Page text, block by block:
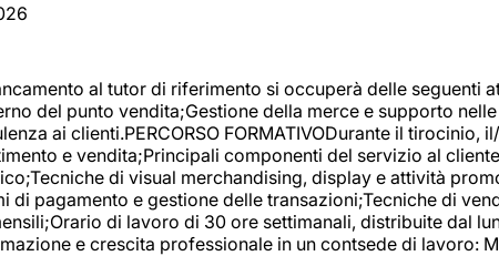
al tutor di riferimento si occuperà delle
del punto vendita;Gestione della merce e supporto
ai clienti.PERCORSO FORMATIVODurante il
e vendita;Principali componenti del servizio al
di visual merchandising, display e attività
di pagamento e gestione delle transazioni;Tecniche di
di lavoro di 30 ore settimanali, distribuite dal
e crescita professionale in un contsede di lavoro: